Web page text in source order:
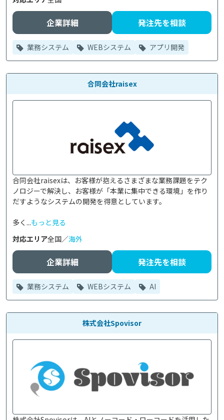
企業詳細 発注先を相談
業務システム WEBシステム アプリ開発
合同会社raisex
合同会社raisexは、お客様が抱えるさまざまな業務課題をテク
ノロジーで解決し、お客様が「本業に集中できる環境」を作り
だすようなシステムの開発を得意としています。
多く...もっと見る
対応エリア全国／海外
企業詳細 発注先を相談
業務システム WEBシステム AI
株式会社Spovisor